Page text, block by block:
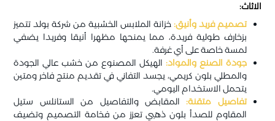
الاثاث:
تصميم فريد وأنيق: خزانة الملابس الخشبية من شركة بولد تتميز
بزخارف طولية فريدة، مما يمنحها مظهرا أنيقا وفريدا يضفي
لمسة خاصة على أي غرفة.
جودة الصنع والمواد: الهيكل المصنوع من خشب عالي الجودة
والمطلي بلون كريمي، يجسد التفاني في تقديم منتج فاخر ومتين
يتحمل الاستخدام اليومي.
تفاصيل متقنة: المقابض والتفاصيل من الستانلس ستيل
المقاوم للصدأ بلون ذهبي تعزز من فخامة التصميم وتضيف